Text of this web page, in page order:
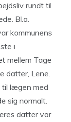
rundt til
Bl.a.
kommunens
i
mellem Tage
datter, Lene.
til lægen med
sig normalt.
datter var